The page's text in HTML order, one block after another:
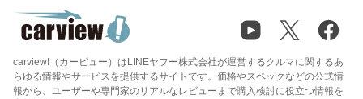
carview!（カービュー）はLINEヤフー株式会社が運営するクルマに関するあ
らゆる情報やサービスを提供するサイトです。価格やスペックなどの公式情
報から、ユーザーや専門家のリアルなレビューまで購入検討に役立つ情報を